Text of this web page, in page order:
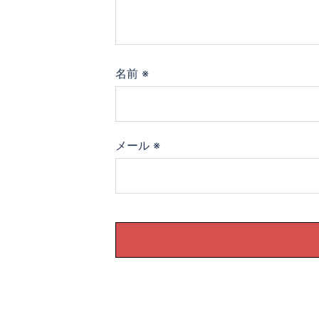
名前 ※
メール ※